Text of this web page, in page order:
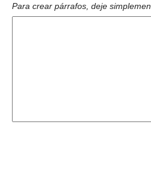
Para crear párrafos, deje